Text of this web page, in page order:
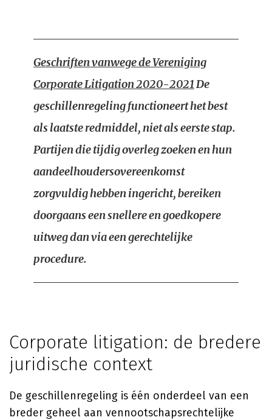
Geschriften vanwege de Vereniging
Corporate Litigation 2020-2021De
geschillenregeling functioneert het best
als laatste redmiddel, niet als eerste stap.
Partijen die tijdig overleg zoeken en hun
aandeelhoudersovereenkomst
zorgvuldig hebben ingericht, bereiken
doorgaans een snellere en goedkopere
uitweg dan via een gerechtelijke
procedure.
Corporate litigation: de bredere
juridische context
De geschillenregeling is één onderdeel van een
breder geheel aan vennootschapsrechtelijke